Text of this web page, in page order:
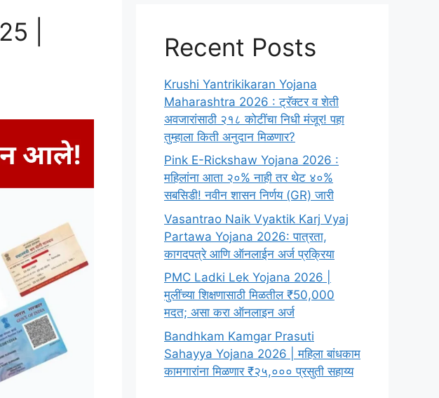
|
Recent Posts
Krushi Yantrikikaran Yojana
Maharashtra 2026 : ट्रॅक्टर व शेती
अवजारांसाठी २१८ कोटींचा निधी मंजूर! पहा
तुम्हाला किती अनुदान मिळणार?
Pink E-Rickshaw Yojana 2026 :
महिलांना आता २०% नाही तर थेट ४०%
सबसिडी! नवीन शासन निर्णय (GR) जारी
Vasantrao Naik Vyaktik Karj Vyaj
Partawa Yojana 2026: पात्रता,
कागदपत्रे आणि ऑनलाईन अर्ज प्रक्रिया
PMC Ladki Lek Yojana 2026 |
मुलींच्या शिक्षणासाठी मिळतील ₹50,000
मदत; असा करा ऑनलाइन अर्ज
Bandhkam Kamgar Prasuti
Sahayya Yojana 2026 | महिला बांधकाम
कामगारांना मिळणार ₹२५,००० प्रसुती सहाय्य